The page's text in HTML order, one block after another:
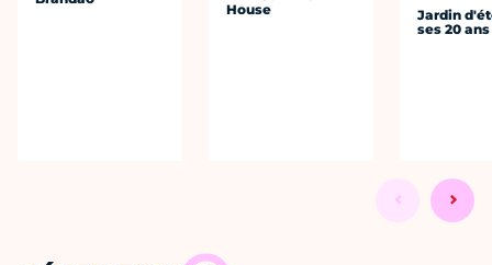
House
Jardin
ses 20 ans